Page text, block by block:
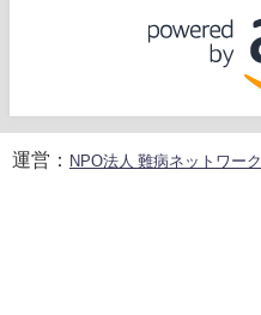
運営： NPO法人 難病ネットワーク